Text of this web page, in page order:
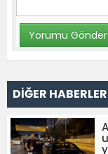
DİĞER HABERLER